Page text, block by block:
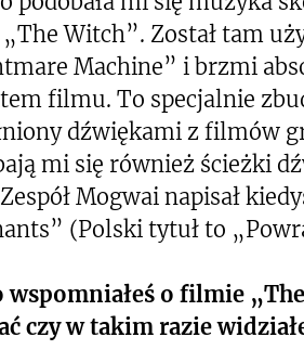
Witch”. Został tam
Machine” i brzmi
filmu. To specjalnie
dźwiękami z filmów
mi się również ścieżki
Mogwai napisał
(Polski tytuł to
wspomniałeś o filmie
czy w takim razie